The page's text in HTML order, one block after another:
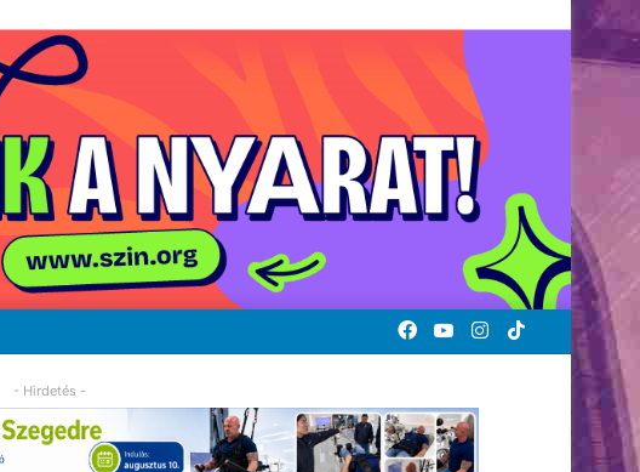
TikTok
Instagram
YouTube
Facebook
- Hirdetés -